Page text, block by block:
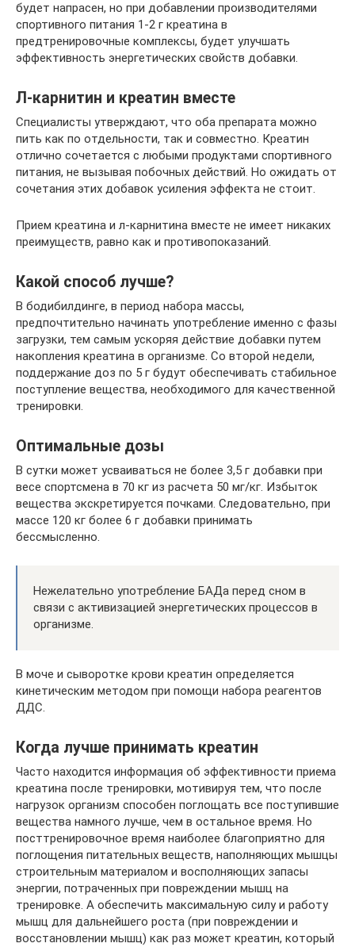
будет напрасен, но при добавлении производителями
спортивного питания 1-2 г креатина в
предтренировочные комплексы, будет улучшать
эффективность энергетических свойств добавки.
Л-карнитин и креатин вместе
Специалисты утверждают, что оба препарата можно
пить как по отдельности, так и совместно. Креатин
отлично сочетается с любыми продуктами спортивного
питания, не вызывая побочных действий. Но ожидать от
сочетания этих добавок усиления эффекта не стоит.
Прием креатина и л-карнитина вместе не имеет никаких
преимуществ, равно как и противопоказаний.
Какой способ лучше?
В бодибилдинге, в период набора массы,
предпочтительно начинать употребление именно с фазы
загрузки, тем самым ускоряя действие добавки путем
накопления креатина в организме. Со второй недели,
поддержание доз по 5 г будут обеспечивать стабильное
поступление вещества, необходимого для качественной
тренировки.
Оптимальные дозы
В сутки может усваиваться не более 3,5 г добавки при
весе спортсмена в 70 кг из расчета 50 мг/кг. Избыток
вещества экскретируется почками. Следовательно, при
массе 120 кг более 6 г добавки принимать
бессмысленно.
Нежелательно употребление БАДа перед сном в
связи с активизацией энергетических процессов в
организме.
В моче и сыворотке крови креатин определяется
кинетическим методом при помощи набора реагентов
ДДС.
Когда лучше принимать креатин
Часто находится информация об эффективности приема
креатина после тренировки, мотивируя тем, что после
нагрузок организм способен поглощать все поступившие
вещества намного лучше, чем в остальное время. Но
посттренировочное время наиболее благоприятно для
поглощения питательных веществ, наполняющих мышцы
строительным материалом и восполняющих запасы
энергии, потраченных при повреждении мышц на
тренировке. А обеспечить максимальную силу и работу
мышц для дальнейшего роста (при повреждении и
восстановлении мышц) как раз может креатин, который